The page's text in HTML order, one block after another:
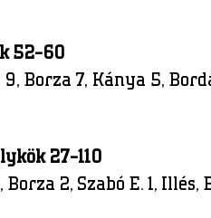
52-60
9, Borza 7, Kánya 5,
27-110
Borza 2, Szabó E. 1,